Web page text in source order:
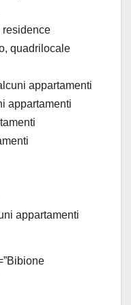
residence
quadrilocale
appartamenti
appartamenti
appartamenti